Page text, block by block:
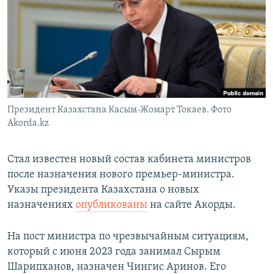
TÜRKMENÇE
Президент Казахстана Касым-Жомарт Токаев. Фото
Akorda.kz
Стал известен новый состав кабинета министров
после назначения нового премьер-министра.
Указы президента Казахстана о новых
назначениях опубликованы на сайте Акорды.
На пост министра по чрезвычайным ситуациям,
который с июня 2023 года занимал Сырым
Шарипханов, назначен Чингис Аринов. Его